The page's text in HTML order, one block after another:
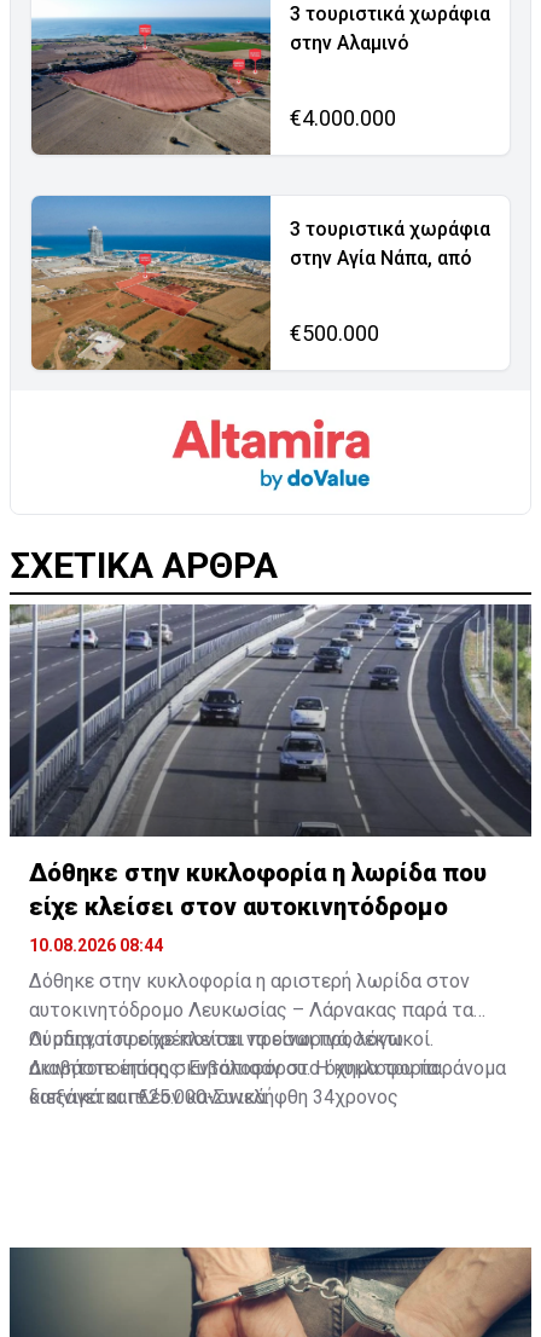
3 τουριστικά χωράφια
στην Αλαμινό
€4.000.000
3 τουριστικά χωράφια
στην Αγία Νάπα, από
€500.000
ΣΧΕΤΙΚΑ ΑΡΘΡΑ
Δόθηκε στην κυκλοφορία η λωρίδα που
είχε κλείσει στον αυτοκινητόδρομο
10.08.2026 08:44
Δόθηκε στην κυκλοφορία η αριστερή λωρίδα στον
αυτοκινητόδρομο Λευκωσίας – Λάρνακας παρά τα
Λύμπια, που είχε κλείσει προσωρινά, λόγω
ακινητοποίησης σκυβαλοφόρου. Η κυκλοφορία
διεξάγεται πλέον κανονικά.
Οι οδηγοί προτρέπονται να είναι προσεκτικοί.
Διαβάστε επίσης:Εντόπισαν στο όχημα του παράνομα
καπνικά και €25.000-Συνελήφθη 34χρονος